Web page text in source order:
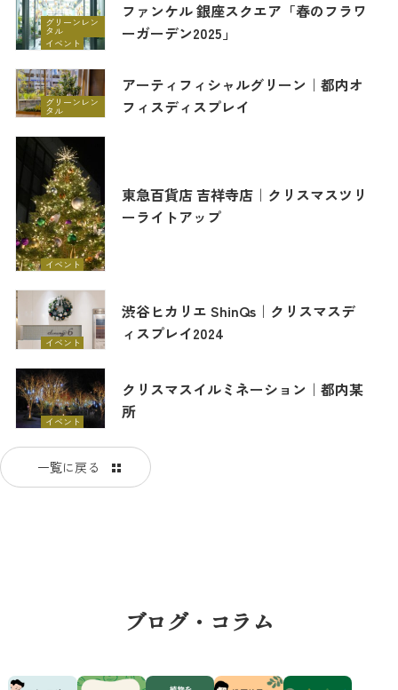
グリーンレン
タル
イベント
ファンケル 銀座スクエア「春のフラワ
ーガーデン2025」
グリーンレン
タル
アーティフィシャルグリーン｜都内オ
フィスディスプレイ
イベント
東急百貨店 吉祥寺店｜クリスマスツリ
ーライトアップ
イベント
渋谷ヒカリエ ShinQs｜クリスマスデ
ィスプレイ2024
イベント
クリスマスイルミネーション｜都内某
所
一覧に戻る
ブログ・コラム